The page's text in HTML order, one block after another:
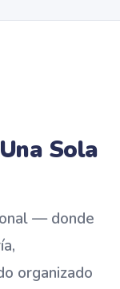
Sola
— donde
organizado